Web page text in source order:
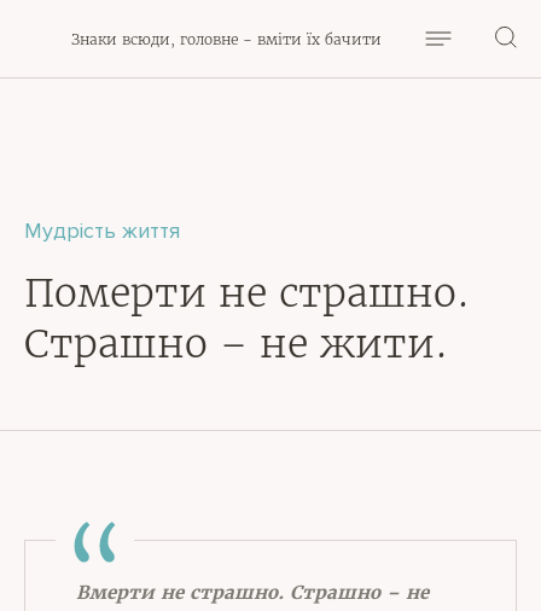
Знаки всюди, головне - вміти їх бачити
Мудрість життя
Померти не страшно.
Страшно – не жити.
Вмерти не страшно. Страшно – не